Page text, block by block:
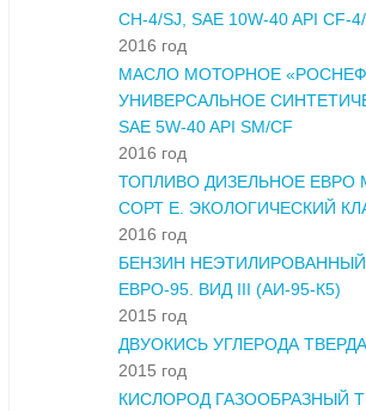
CH-4/SJ, SAE 10W-40 API CF-
2016 год
МАСЛО МОТОРНОЕ
УНИВЕРСАЛЬНОЕ
SAE 5W-40 API SM/CF
2016 год
ТОПЛИВО ДИЗЕЛЬНОЕ ЕВРО
СОРТ Е. ЭКОЛОГИЧЕСКИЙ
2016 год
БЕНЗИН
ЕВРО-95. ВИД III (АИ-95-К5)
2015 год
ДВУОКИСЬ УГЛЕРОДА
2015 год
КИСЛОРОД ГАЗООБРАЗНЫЙ